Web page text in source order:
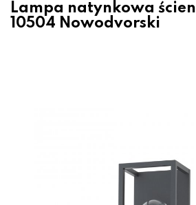
Lampa natynkowa
10504 Nowodvorski